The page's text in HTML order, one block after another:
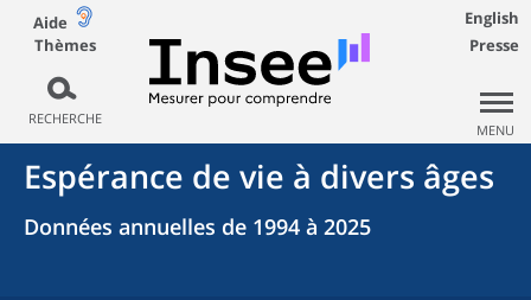
Aide
Thèmes
RECHERCHE
English
Presse
MENU
Espérance de vie à divers âges
Données annuelles de 1994 à 2025